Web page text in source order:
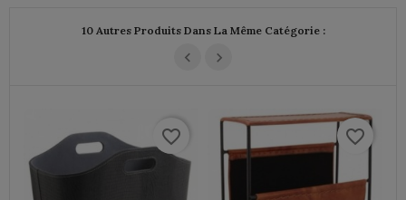
10 Autres Produits Dans La Même Catégorie :
favorite_border favorite_border